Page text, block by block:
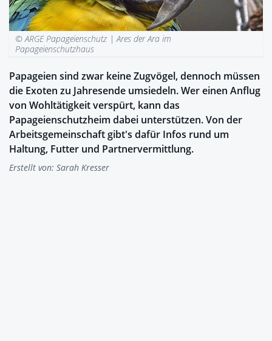
© ARGE Papageienschutz |Ares der Ara im
Papageienschutzhaus
Papageien sind zwar keine Zugvögel, dennoch müssen
die Exoten zu Jahresende umsiedeln. Wer einen Anflug
von Wohltätigkeit verspürt, kann das
Papageienschutzheim dabei unterstützen. Von der
Arbeitsgemeinschaft gibt's dafür Infos rund um
Haltung, Futter und Partnervermittlung.
Erstellt von: Sarah Kresser